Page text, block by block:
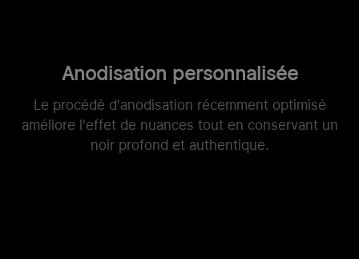
Anodisation personnalisée
Le procédé d'anodisation récemment optimisé
améliore l'effet de nuances tout en conservant un
noir profond et authentique.